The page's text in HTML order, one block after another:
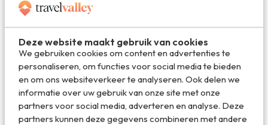
Deze website maakt gebruik van cookies
We gebruiken cookies om content en advertenties te
personaliseren, om functies voor social media te bieden
en om ons websiteverkeer te analyseren. Ook delen we
informatie over uw gebruik van onze site met onze
partners voor social media, adverteren en analyse. Deze
partners kunnen deze gegevens combineren met andere
aan de voorkant vast, waardoor je er mee de berg op kunt
werken. Een skifitness tour start nog voordat de liften
open gaan en loopt dan ook geheel op eigen kracht de
berg op. Met een beetje geluk, en het zweet op de rug,
maak je een zonsopgang in de bergen mee, die
gegarandeerd voor een grote glimlach en prachtige foto’s
zorgt!